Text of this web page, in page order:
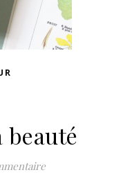
beauté